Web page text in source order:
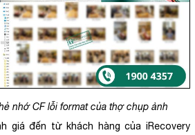
nhớ CF lỗi format của thợ chụp ảnh
giá đến từ khách hàng của iRecovery